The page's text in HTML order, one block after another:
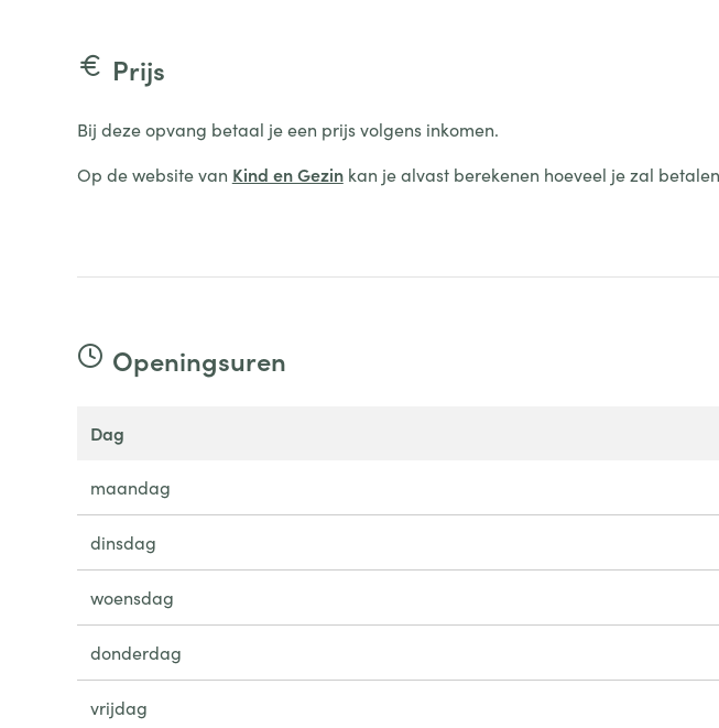
Prijs
Bij deze opvang betaal je een prijs volgens inkomen.
Op de website van Kind en Gezinkan je alvast berekenen hoeveel je zal
Openingsuren
dag
maandag
dinsdag
woensdag
donderdag
vrijdag